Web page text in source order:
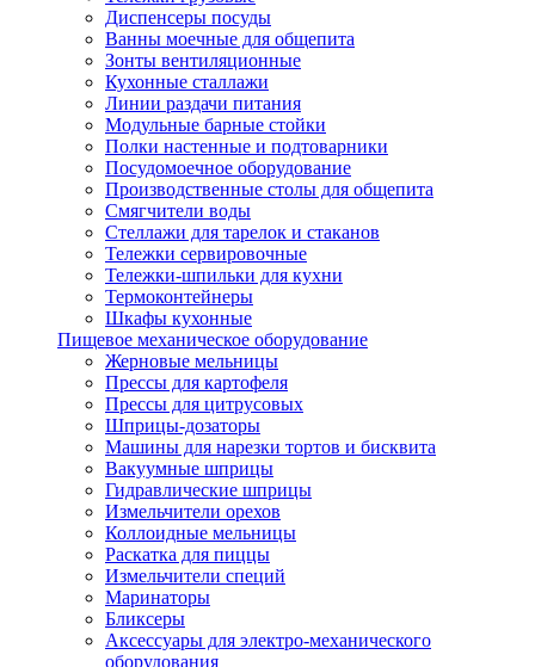
Диспенсеры посуды
Ванны моечные для общепита
Зонты вентиляционные
Кухонные сталлажи
Линии раздачи питания
Модульные барные стойки
Полки настенные и подтоварники
Посудомоечное оборудование
Производственные столы для общепита
Смягчители воды
Стеллажи для тарелок и стаканов
Тележки сервировочные
Тележки-шпильки для кухни
Термоконтейнеры
Шкафы кухонные
Пищевое механическое оборудование
Жерновые мельницы
Прессы для картофеля
Прессы для цитрусовых
Шприцы-дозаторы
Машины для нарезки тортов и бисквита
Вакуумные шприцы
Гидравлические шприцы
Измельчители орехов
Коллоидные мельницы
Раскатка для пиццы
Измельчители специй
Маринаторы
Бликсеры
Аксессуары для электро-механического
оборудования